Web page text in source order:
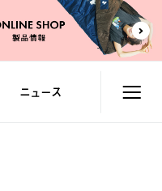
ニュース